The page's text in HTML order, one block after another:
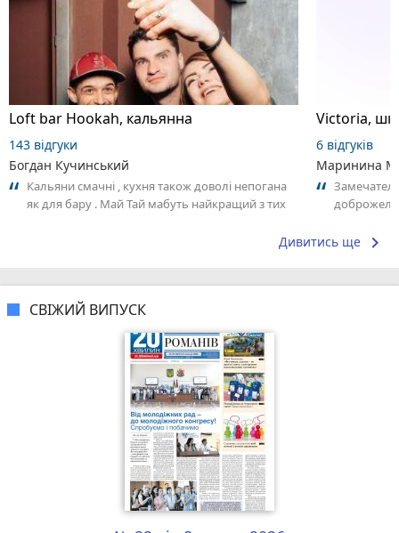
Loft bar Hookah, кальянна
143 відгуки
Богдан Кучинський
Кальяни смачні , кухня також доволі непогана
як для бару . Май Тай мабуть найкращий з тих
6 відгуків
Маринина
Дивитись ще keyboard_arrow_right
СВІЖИЙ ВИПУСК